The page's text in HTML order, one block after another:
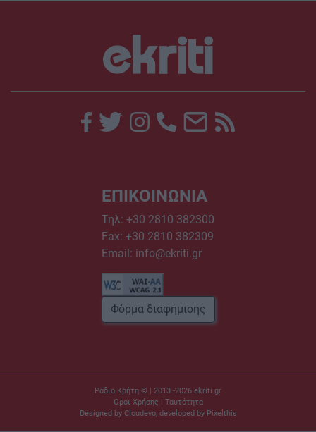
ΕΠΙΚΟΙΝΩΝΙΑ
Τηλ: +30 2810 382300
Fax: +30 2810 382309
Email: info@ekriti.gr
Φόρμα διαφήμισης
Ράδιο Κρήτη © | 2013 -2026 ekriti.gr
Όροι Χρήσης | Ταυτότητα
Designed by Cloudevo, developed by Pixelthis